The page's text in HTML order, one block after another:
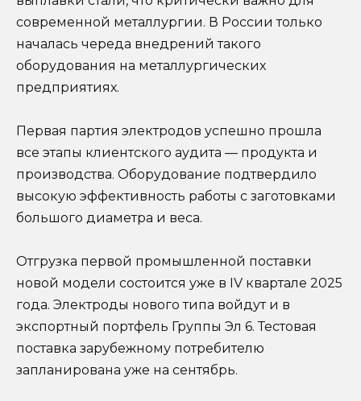
современной металлургии. В России только
началась череда внедрений такого
оборудования на металлургических
предприятиях.
Первая партия электродов успешно прошла
все этапы клиентского аудита — продукта и
производства. Оборудование подтвердило
высокую эффективность работы с заготовками
большого диаметра и веса.
Отгрузка первой промышленной поставки
новой модели состоится уже в IV квартале 2025
года. Электроды нового типа войдут и в
экспортный портфель Группы Эл 6. Тестовая
поставка зарубежному потребителю
запланирована уже на сентябрь.